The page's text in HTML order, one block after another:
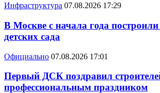
Инфраструктура 07.08.2026 17:29
В Москве с начала года
детских сада
Официально 07.08.2026 17:01
Первый ДСК поздравил
профессиональным праздником